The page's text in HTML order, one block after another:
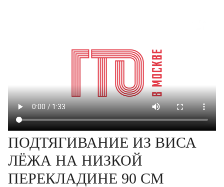
ПОДТЯГИВАНИЕ ИЗ ВИСА
ЛЁЖА НА НИЗКОЙ
ПЕРЕКЛАДИНЕ 90 СМ